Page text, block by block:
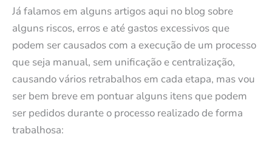
Já falamos em alguns artigos aqui no blog sobre
alguns riscos, erros e até gastos excessivos que
podem ser causados com a execução de um processo
que seja manual, sem unificação e centralização,
causando vários retrabalhos em cada etapa, mas vou
ser bem breve em pontuar alguns itens que podem
ser pedidos durante o processo realizado de forma
trabalhosa: